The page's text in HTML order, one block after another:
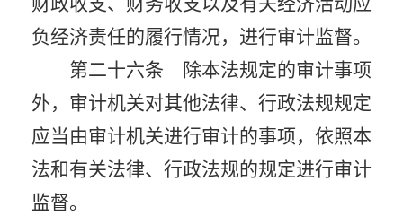
负经济责任的履行情况，进行审计监督。
第二十六条 除本法规定的审计事项
外，审计机关对其他法律、行政法规规定
应当由审计机关进行审计的事项，依照本
法和有关法律、行政法规的规定进行审计
监督。